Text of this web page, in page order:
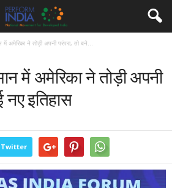
में अमेरिका ने तोड़ी अपनी परंपरा, तो बने...
में अमेरिका ने तोड़ी अपनी
नए इतिहास
Twitter